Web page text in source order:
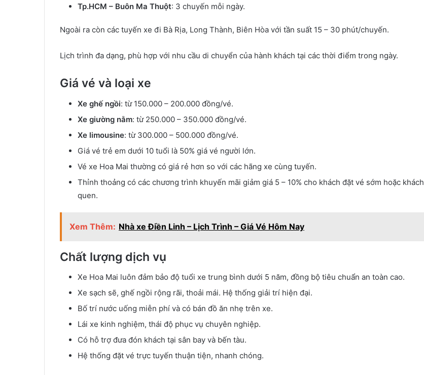
Tp.HCM – Buôn Ma Thuột: 3 chuyến mỗi ngày.
Ngoài ra còn các tuyến xe đi Bà Rịa, Long Thành, Biên Hòa với tần suất 15 – 30 phút/chuyến.
Lịch trình đa dạng, phù hợp với nhu cầu di chuyển của hành khách tại các thời điểm trong ngày.
Giá vé và loại xe
Xe ghế ngồi: từ 150.000 – 200.000 đồng/vé.
Xe giường nằm: từ 250.000 – 350.000 đồng/vé.
Xe limousine: từ 300.000 – 500.000 đồng/vé.
Giá vé trẻ em dưới 10 tuổi là 50% giá vé người lớn.
Vé xe Hoa Mai thường có giá rẻ hơn so với các hãng xe cùng tuyến.
Thỉnh thoảng có các chương trình khuyến mãi giảm giá 5 – 10% cho khách đặt vé sớm hoặc khách
quen.
Xem Thêm: Nhà xe Điền Linh – Lịch Trình – Giá Vé Hôm Nay
Chất lượng dịch vụ
Xe Hoa Mai luôn đảm bảo độ tuổi xe trung bình dưới 5 năm, đồng bộ tiêu chuẩn an toàn cao.
Xe sạch sẽ, ghế ngồi rộng rãi, thoải mái. Hệ thống giải trí hiện đại.
Bố trí nước uống miễn phí và có bán đồ ăn nhẹ trên xe.
Lái xe kinh nghiệm, thái độ phục vụ chuyên nghiệp.
Có hỗ trợ đưa đón khách tại sân bay và bến tàu.
Hệ thống đặt vé trực tuyến thuận tiện, nhanh chóng.